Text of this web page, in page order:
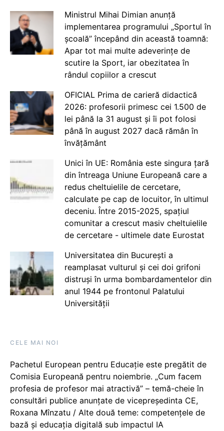
Ministrul Mihai Dimian anunță
implementarea programului „Sportul în
școală” începând din această toamnă:
Apar tot mai multe adeverințe de
scutire la Sport, iar obezitatea în
rândul copiilor a crescut
OFICIAL Prima de carieră didactică
2026: profesorii primesc cei 1.500 de
lei până la 31 august și îi pot folosi
până în august 2027 dacă rămân în
învățământ
Unici în UE: România este singura țară
din întreaga Uniune Europeană care a
redus cheltuielile de cercetare,
calculate pe cap de locuitor, în ultimul
deceniu. Între 2015-2025, spațiul
comunitar a crescut masiv cheltuielile
de cercetare - ultimele date Eurostat
Universitatea din București a
reamplasat vulturul și cei doi grifoni
distruși în urma bombardamentelor din
anul 1944 pe frontonul Palatului
Universității
CELE MAI NOI
Pachetul European pentru Educație este pregătit de
Comisia Europeană pentru noiembrie. „Cum facem
profesia de profesor mai atractivă” – temă-cheie în
consultări publice anunțate de vicepreședinta CE,
Roxana Mînzatu / Alte două teme: competențele de
bază și educația digitală sub impactul IA